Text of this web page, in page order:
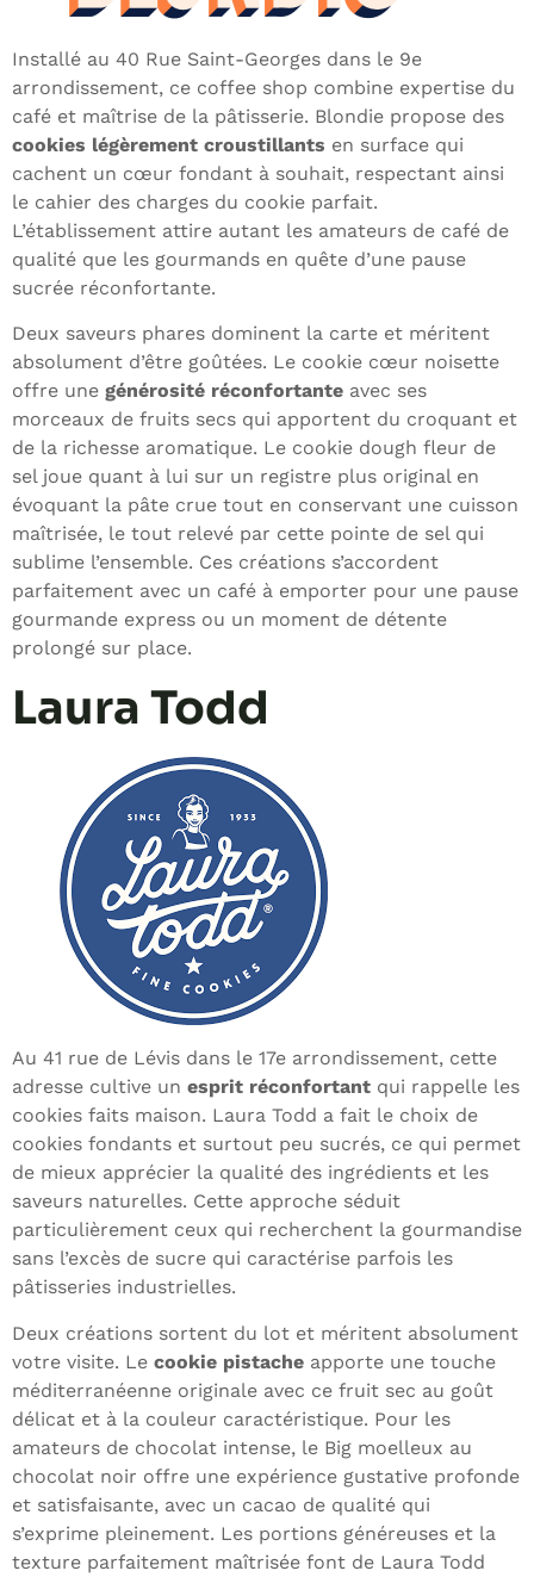
Installé au 40 Rue Saint-Georges dans le 9e
arrondissement, ce coffee shop combine expertise du
café et maîtrise de la pâtisserie. Blondie propose des
cookies légèrement croustillants en surface qui
cachent un cœur fondant à souhait, respectant ainsi
le cahier des charges du cookie parfait.
L’établissement attire autant les amateurs de café de
qualité que les gourmands en quête d’une pause
sucrée réconfortante.
Deux saveurs phares dominent la carte et méritent
absolument d’être goûtées. Le cookie cœur noisette
offre une générosité réconfortante avec ses
morceaux de fruits secs qui apportent du croquant et
de la richesse aromatique. Le cookie dough fleur de
sel joue quant à lui sur un registre plus original en
évoquant la pâte crue tout en conservant une cuisson
maîtrisée, le tout relevé par cette pointe de sel qui
sublime l’ensemble. Ces créations s’accordent
parfaitement avec un café à emporter pour une pause
gourmande express ou un moment de détente
prolongé sur place.
Laura Todd
Au 41 rue de Lévis dans le 17e arrondissement, cette
adresse cultive un esprit réconfortant qui rappelle les
cookies faits maison. Laura Todd a fait le choix de
cookies fondants et surtout peu sucrés, ce qui permet
de mieux apprécier la qualité des ingrédients et les
saveurs naturelles. Cette approche séduit
particulièrement ceux qui recherchent la gourmandise
sans l’excès de sucre qui caractérise parfois les
pâtisseries industrielles.
Deux créations sortent du lot et méritent absolument
votre visite. Le cookie pistache apporte une touche
méditerranéenne originale avec ce fruit sec au goût
délicat et à la couleur caractéristique. Pour les
amateurs de chocolat intense, le Big moelleux au
chocolat noir offre une expérience gustative profonde
et satisfaisante, avec un cacao de qualité qui
s’exprime pleinement. Les portions généreuses et la
texture parfaitement maîtrisée font de Laura Todd